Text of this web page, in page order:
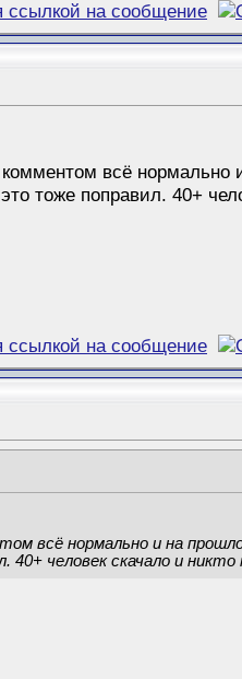
всё
тоже поправил. 40+
всё нормально и на
человек скачало и никто